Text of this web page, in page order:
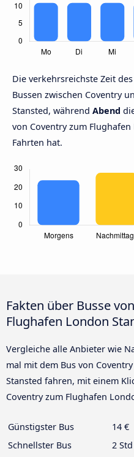
Die verkehrsreichste Zeit
Bussen zwischen Coventry
Stansted, während Abend
von Coventry zum
Fahrten hat.
Fakten über Busse
Flughafen London
Vergleiche alle Anbieter wie
mal mit dem Bus von
Stansted fahren, mit einem
Coventry zum Flughafen
Günstigster Bus
14 €
Schnellster Bus
2